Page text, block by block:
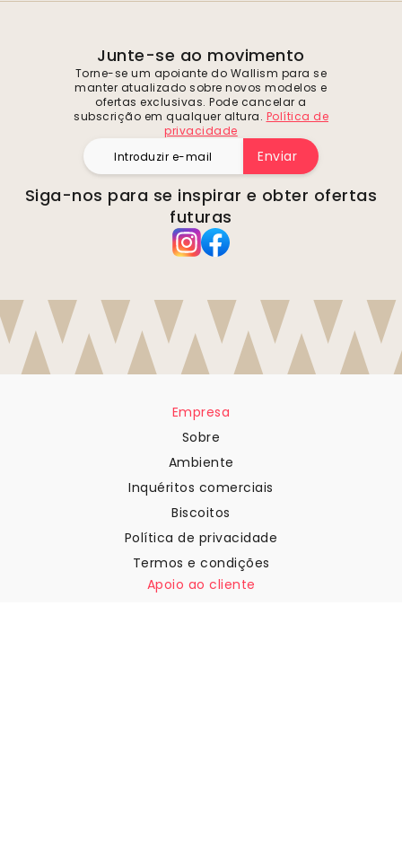
Junte-se ao movimento
Torne-se um apoiante do Wallism para se
manter atualizado sobre novos modelos e
ofertas exclusivas. Pode cancelar a
subscrição em qualquer altura. Política de
privacidade
Enviar
Siga-nos para se inspirar e obter ofertas
futuras
Empresa
Sobre
Ambiente
Inquéritos comerciais
Biscoitos
Política de privacidade
Termos e condições
Apoio ao cliente